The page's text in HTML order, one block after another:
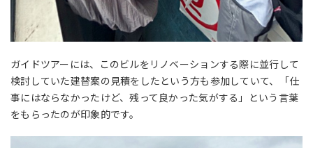
ガイドツアーには、このビルをリノベーションする際に並行して
検討していた建替案の見積をしたという方も参加していて、「仕
事にはならなかったけど、残って良かった気がする」という言葉
をもらったのが印象的です。